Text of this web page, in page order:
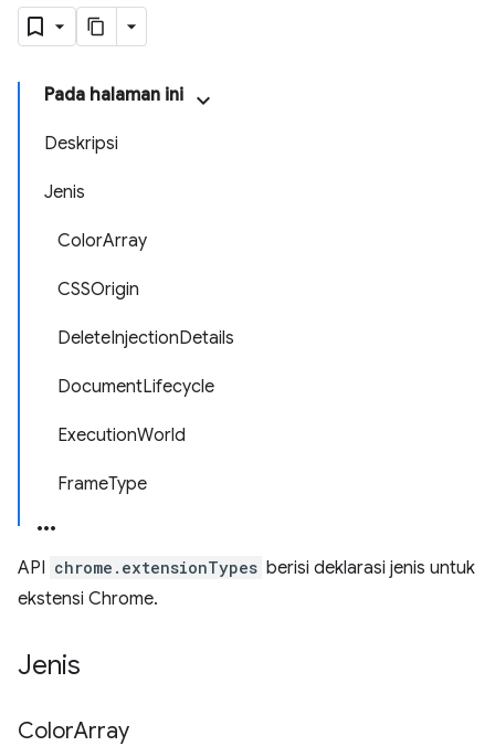
Pada halaman ini
Deskripsi
Jenis
ColorArray
CSSOrigin
DeleteInjectionDetails
DocumentLifecycle
ExecutionWorld
FrameType
API chrome.extensionTypes berisi deklarasi jenis untuk
ekstensi Chrome.
Jenis
ColorArray